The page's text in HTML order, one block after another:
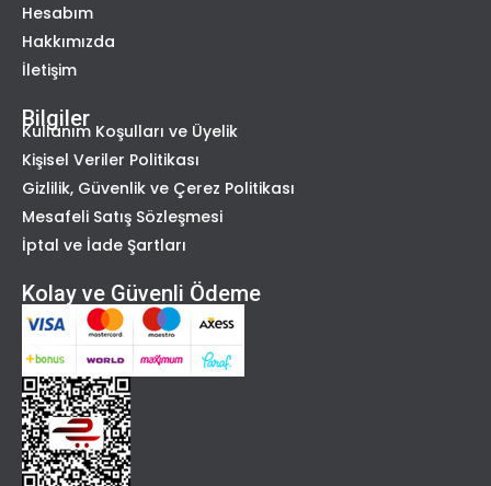
Hesabım
Hakkımızda
İletişim
Bilgiler
Kullanım Koşulları ve Üyelik
Kişisel Veriler Politikası
Gizlilik, Güvenlik ve Çerez Politikası
Mesafeli Satış Sözleşmesi
İptal ve İade Şartları
Kolay ve Güvenli Ödeme